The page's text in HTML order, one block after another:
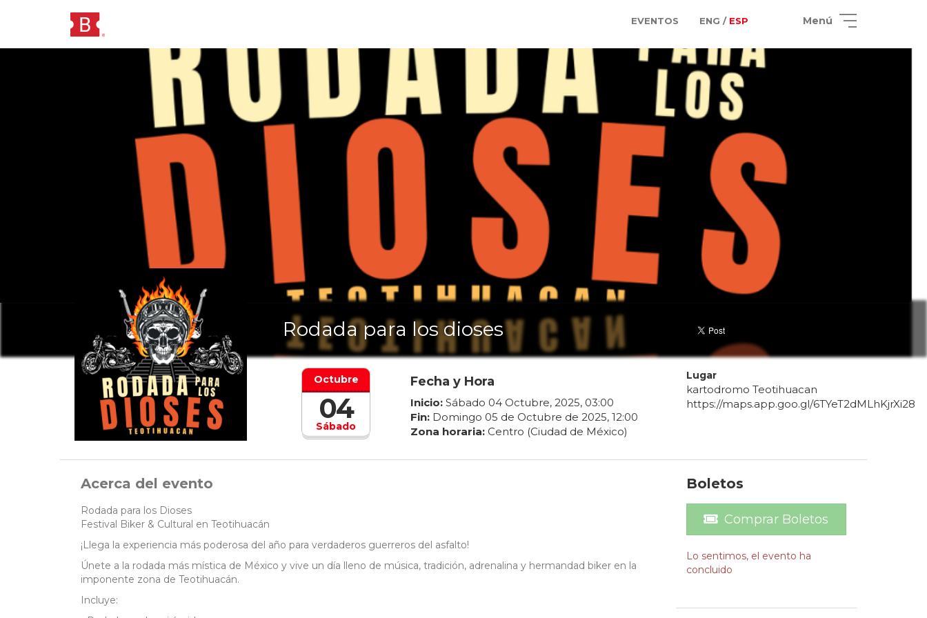
EVENTOS ENG / ESP Menú
Rodada para los dioses
Sábado
Octubre
04
Fecha y Hora
Inicio: Sábado 04 Octubre, 2025, 03:00
Fin: Domingo 05 de Octubre de 2025, 12:00
Zona horaria: Centro (Ciudad de México)
Lugar
kartodromo Teotihuacan
https://maps.app.goo.gl/6TYeT2dMLhKjrXi28
Acerca del evento
Rodada para los Dioses
Festival Biker & Cultural en Teotihuacán
¡Llega la experiencia más poderosa del año para verdaderos guerreros del asfalto!
Únete a la rodada más mística de México y vive un día lleno de música, tradición, adrenalina y hermandad biker en la
imponente zona de Teotihuacán.
Incluye:
Boletos
Comprar Boletos
Lo sentimos, el evento ha
concluido